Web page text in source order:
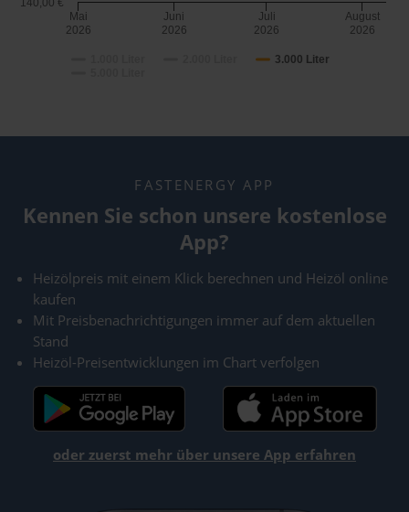
3.000 Liter
Mai
2026
Juni
2026
Juli
2026
August
2026
140,00 €
FASTENERGY APP
Kennen Sie schon unsere kostenlose
App?
Heizölpreis mit einem Klick berechnen und Heizöl online
kaufen
Mit Preisbenachrichtigungen immer auf dem aktuellen
Stand
Heizöl-Preisentwicklungen im Chart verfolgen
oder zuerst mehr über unsere App erfahren